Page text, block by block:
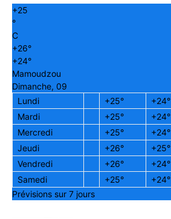
+25
°
C
+26°
+24°
Mamoudzou
Dimanche, 09
Lundi
+25° +24°
Mardi
+25° +24°
Mercredi
+25° +24°
Jeudi
+26° +25°
Vendredi
+26° +24°
Samedi
+25° +24°
Prévisions sur 7 jours